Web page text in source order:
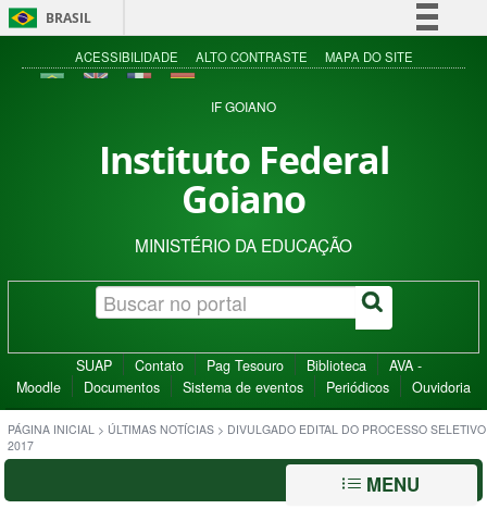
BRASIL
Simplifique!
Acesso à informação
ACESSIBILIDADE ALTO CONTRASTE MAPA DO SITE
IF GOIANO
Instituto Federal
Goiano
MINISTÉRIO DA EDUCAÇÃO
SUAP Contato Pag Tesouro Biblioteca
AVA -
Moodle
Documentos Sistema de eventos Periódicos Ouvidoria
PÁGINA INICIAL > ÚLTIMAS NOTÍCIAS > DIVULGADO EDITAL DO PROCESSO SELETIVO
2017
MENU